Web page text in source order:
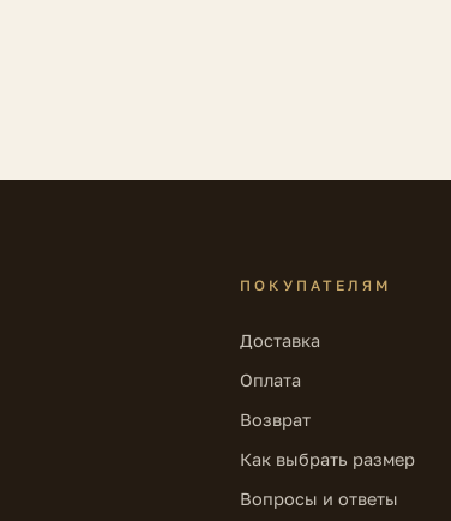
ПОКУПАТЕЛЯМ
Доставка
Оплата
Возврат
Как выбрать размер
Вопросы и ответы